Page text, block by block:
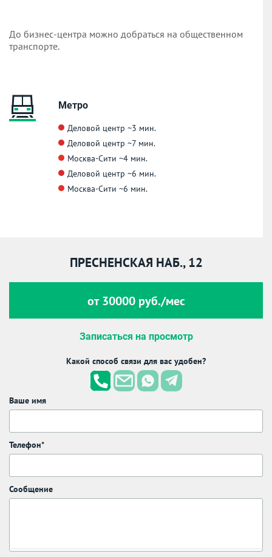
До бизнес-центра можно добраться на общественном
транспорте.
Метро
Деловой центр ~3 мин.
Деловой центр ~7 мин.
Москва-Сити ~4 мин.
Деловой центр ~6 мин.
Москва-Сити ~6 мин.
ПРЕСНЕНСКАЯ НАБ., 12
от 30000 руб./мес
Записаться на просмотр
Какой способ связи для вас удобен?
Ваше имя
Телефон*
Сообщение